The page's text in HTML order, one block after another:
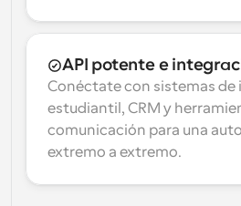
API potente e
Conéctate con sistemas
estudiantil, CRM y
comunicación para una
extremo a extremo.